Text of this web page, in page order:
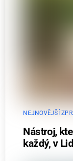
NEJNOVĚJŠÍ
Nástroj,
každý, v